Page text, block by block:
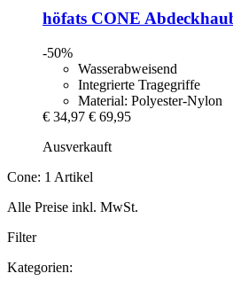
höfats CONE
-50%
Wasserabweisend
Integrierte Tragegriffe
Material: Polyester-Nylon
€ 34,97 € 69,95
Ausverkauft
Cone: 1 Artikel
Alle Preise inkl. MwSt.
Filter
Kategorien: